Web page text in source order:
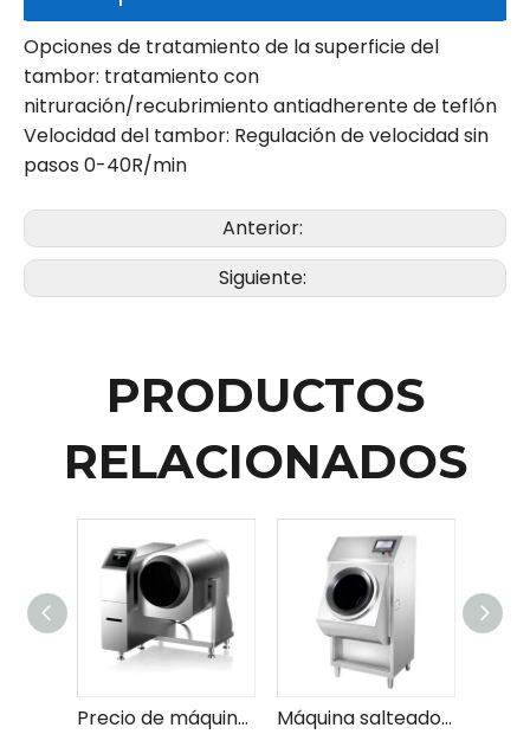
Opciones de tratamiento de la superficie del
tambor: tratamiento con
nitruración/recubrimiento antiadherente de teflón
Velocidad del tambor: Regulación de velocidad sin
pasos 0-40R/min
Anterior:
Siguiente:
PRODUCTOS
RELACIONADOS
Precio de máquina de salteado de batería de comida grupal inteligente Máquina salteadora de tambor simple/inteligente